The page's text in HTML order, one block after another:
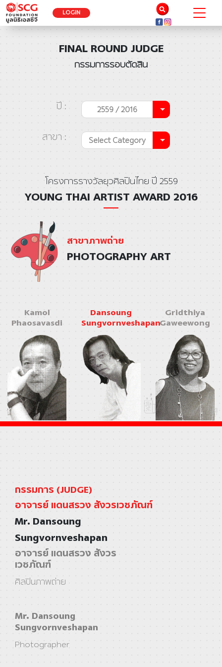
LOGIN
FINAL ROUND JUDGE
กรรมการรอบตัดสิน
ปี : 2559 / 2016
สาขา : Select Category
โครงการรางวัลยุวศิลปินไทย ปี 2559
YOUNG THAI ARTIST AWARD 2016
สาขาภาพถ่าย
PHOTOGRAPHY ART
Kamol
Phaosavasdi
Dansoung
Sungvornveshapan
Gridthiya
Gaweewong
กรรมการ (JUDGE)
อาจารย์ แดนสรวง สังวรเวชภัณฑ์
Mr. Dansoung
Sungvornveshapan
อาจารย์ แดนสรวง สังวร
เวชภัณฑ์
ศิลปินภาพถ่าย
Mr. Dansoung
Sungvornveshapan
Photographer